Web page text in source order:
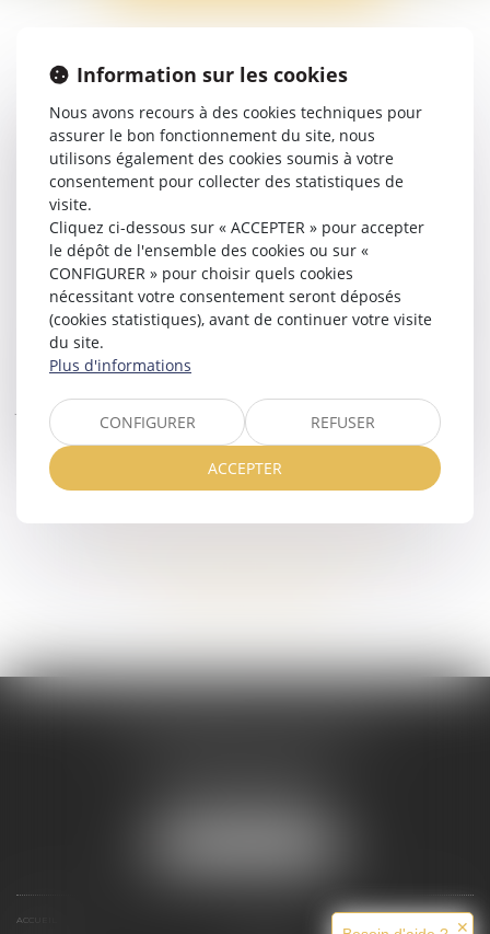
Le nom de famille est directement déterminé par la
filiation. En France, il peut être celui du père, celui de la
mère ou un double nom, selon la déclaration des parents
lors de la naissance. En cas de désaccord, l’ordre
alphabétique est appliqué. Le nom de famille est important
car il figure sur tous les documents officiels de l’enfant et
marque son identité juridique. Des procédures existent
pour modifier le nom, par exemple en cas de changement
de filiation, d’adoption ou de raisons légitimes. Une avocate
peut vous accompagner dans ces démarches, qu’il s’agisse
d’obtenir un changement de nom, de contester une
judiciaire. Les recherches fréquentes incluent : "changer le
nom de mon enfant", "nom du père ou de la mère", "double
nom de famille".
ACCUEIL
Information sur les cookies
Nous avons recours à des cookies techniques pour
assurer le bon fonctionnement du site, nous
utilisons également des cookies soumis à votre
consentement pour collecter des statistiques de
visite.
Cliquez ci-dessous sur « ACCEPTER » pour accepter
le dépôt de l'ensemble des cookies ou sur «
CONFIGURER » pour choisir quels cookies
nécessitant votre consentement seront déposés
(cookies statistiques), avant de continuer votre visite
du site.
Plus d'informations
CONFIGURER REFUSER
ACCEPTER
✕